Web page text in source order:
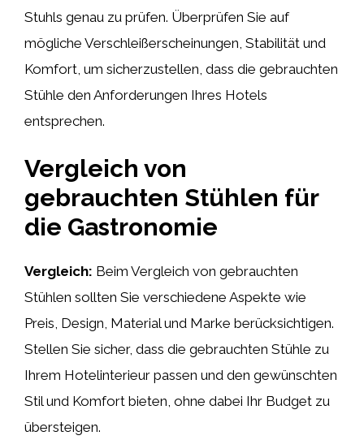
Stuhls genau zu prüfen. Überprüfen Sie auf
mögliche Verschleißerscheinungen, Stabilität und
Komfort, um sicherzustellen, dass die gebrauchten
Stühle den Anforderungen Ihres Hotels
entsprechen.
Vergleich von
gebrauchten Stühlen für
die Gastronomie
Vergleich: Beim Vergleich von gebrauchten
Stühlen sollten Sie verschiedene Aspekte wie
Preis, Design, Material und Marke berücksichtigen.
Stellen Sie sicher, dass die gebrauchten Stühle zu
Ihrem Hotelinterieur passen und den gewünschten
Stil und Komfort bieten, ohne dabei Ihr Budget zu
übersteigen.